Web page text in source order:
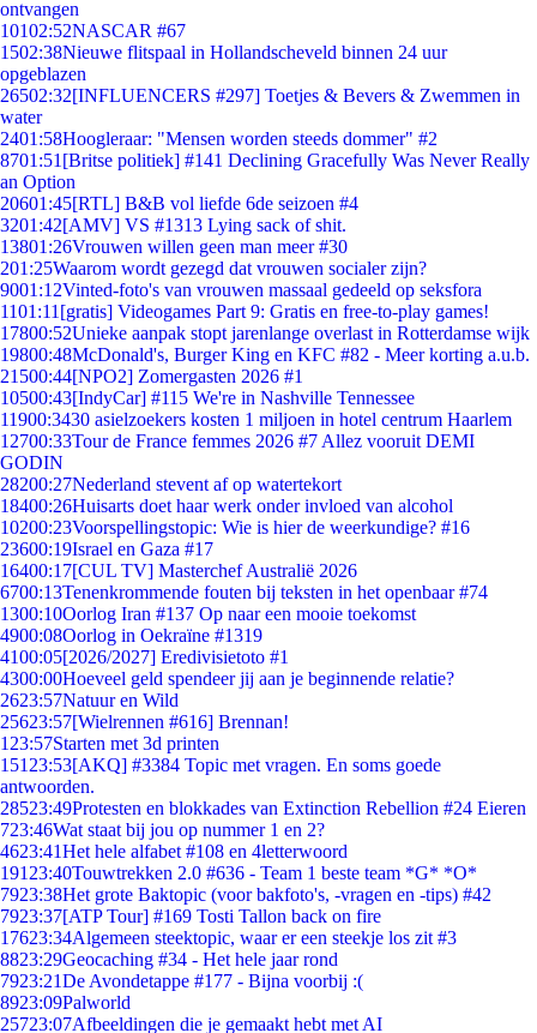
ontvangen
10102:52NASCAR #67
1502:38Nieuwe flitspaal in Hollandscheveld binnen 24 uur
opgeblazen
26502:32[INFLUENCERS #297] Toetjes & Bevers & Zwemmen in
water
2401:58Hoogleraar: "Mensen worden steeds dommer" #2
8701:51 [Britse politiek] #141 Declining Gracefully Was Never Really
an Option
20601:45[RTL] B&B vol liefde 6de seizoen #4
3201:42[AMV] VS #1313 Lying sack of shit.
13801:26Vrouwen willen geen man meer #30
201:25Waarom wordt gezegd dat vrouwen socialer zijn?
9001:12Vinted-foto's van vrouwen massaal gedeeld op seksfora
1101:11 [gratis] Videogames Part 9: Gratis en free-to-play games!
17800:52Unieke aanpak stopt jarenlange overlast in Rotterdamse wijk
19800:48McDonald's, Burger King en KFC #82 - Meer korting a.u.b.
21500:44[NPO2] Zomergasten 2026 #1
10500:43[IndyCar] #115 We're in Nashville Tennessee
11900:3430 asielzoekers kosten 1 miljoen in hotel centrum Haarlem
12700:33Tour de France femmes 2026 #7 Allez vooruit DEMI
GODIN
28200:27Nederland stevent af op watertekort
18400:26Huisarts doet haar werk onder invloed van alcohol
10200:23Voorspellingstopic: Wie is hier de weerkundige? #16
23600:19Israel en Gaza #17
16400:17[CUL TV] Masterchef Australië 2026
6700:13Tenenkrommende fouten bij teksten in het openbaar #74
1300:10Oorlog Iran #137 Op naar een mooie toekomst
4900:08Oorlog in Oekraïne #1319
4100:05[2026/2027] Eredivisietoto #1
4300:00Hoeveel geld spendeer jij aan je beginnende relatie?
2623:57Natuur en Wild
25623:57[Wielrennen #616] Brennan!
1 23:57Starten met 3d printen
151 23:53[AKQ] #3384 Topic met vragen. En soms goede
antwoorden.
28523:49Protesten en blokkades van Extinction Rebellion #24 Eieren
723:46Wat staat bij jou op nummer 1 en 2?
4623:41Het hele alfabet #108 en 4letterwoord
191 23:40Touwtrekken 2.0 #636 - Team 1 beste team *G* *O*
7923:38Het grote Baktopic (voor bakfoto's, -vragen en -tips) #42
7923:37[ATP Tour] #169 Tosti Tallon back on fire
17623:34Algemeen steektopic, waar er een steekje los zit #3
8823:29Geocaching #34 - Het hele jaar rond
7923:21De Avondetappe #177 - Bijna voorbij :(
8923:09Palworld
25723:07Afbeeldingen die je gemaakt hebt met AI